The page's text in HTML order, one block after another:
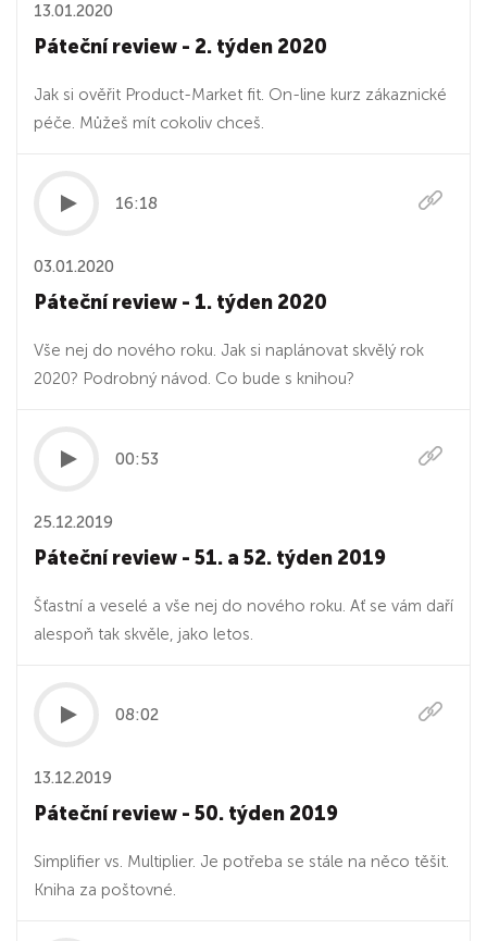
13.01.2020
Páteční review - 2. týden 2020
Jak si ověřit Product-Market fit. On-line kurz zákaznické
péče. Můžeš mít cokoliv chceš.
16:18
03.01.2020
Páteční review - 1. týden 2020
Vše nej do nového roku. Jak si naplánovat skvělý rok
2020? Podrobný návod. Co bude s knihou?
00:53
25.12.2019
Páteční review - 51. a 52. týden 2019
Šťastní a veselé a vše nej do nového roku. Ať se vám daří
alespoň tak skvěle, jako letos.
08:02
13.12.2019
Páteční review - 50. týden 2019
Simplifier vs. Multiplier. Je potřeba se stále na něco těšit.
Kniha za poštovné.